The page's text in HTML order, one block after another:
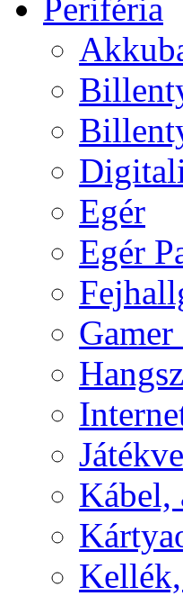
Periféria
Egér
Egér
Gamer
Kábel,